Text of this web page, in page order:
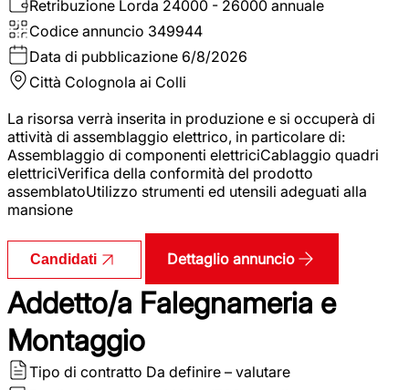
Retribuzione Lorda 24000 - 26000 annuale
Codice annuncio 349944
Data di pubblicazione 6/8/2026
Città Colognola ai Colli
La risorsa verrà inserita in produzione e si occuperà di
attività di assemblaggio elettrico, in particolare di:
Assemblaggio di componenti elettriciCablaggio quadri
elettriciVerifica della conformità del prodotto
assemblatoUtilizzo strumenti ed utensili adeguati alla
mansione
Candidati Dettaglio annuncio
Addetto/a Falegnameria e
Montaggio
Tipo di contratto Da definire – valutare